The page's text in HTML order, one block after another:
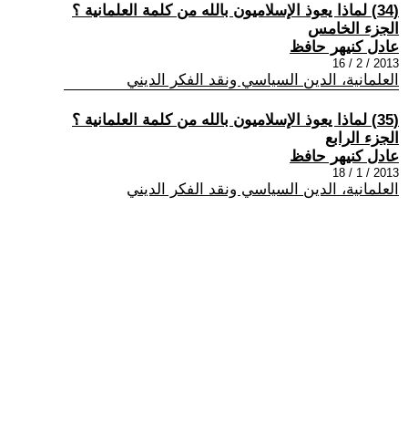
(34) لماذا يعوذ الإسلاميون بالله من كلمة العلمانية ؟
الجزء الخامس
عادل كنيهر حافظ
2013 / 2 / 16
العلمانية، الدين السياسي ونقد الفكر الديني
(35) لماذا يعوذ الإسلاميون بالله من كلمة العلمانية ؟
الجزء الرابع
عادل كنيهر حافظ
2013 / 1 / 18
العلمانية، الدين السياسي ونقد الفكر الديني